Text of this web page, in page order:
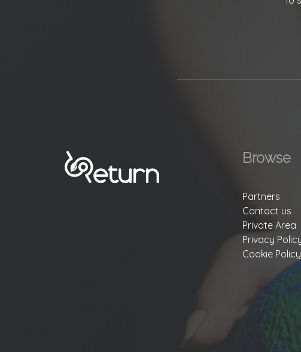
Browse
Partners
Contact us
Private Area
Privacy
Cookie Policy